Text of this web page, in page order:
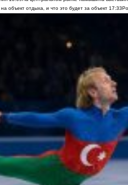
объект отдыха, и что это будет за объект 17:33